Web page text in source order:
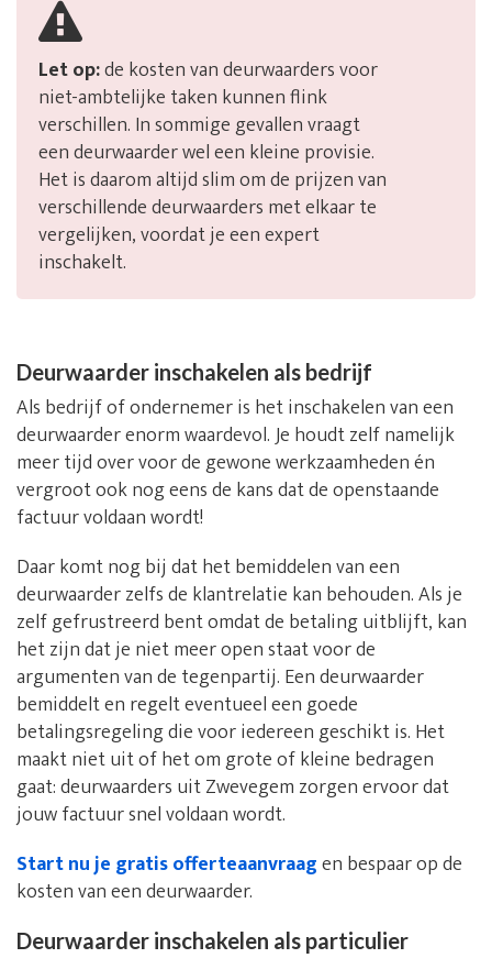
Let op:de kosten van deurwaarders voor
niet-ambtelijke taken kunnen flink
verschillen. In sommige gevallen vraagt
een deurwaarder wel een kleine provisie.
Het is daarom altijd slim om de prijzen van
verschillende deurwaarders met elkaar te
vergelijken, voordat je een expert
inschakelt.
Deurwaarder inschakelen als bedrijf
Als bedrijf of ondernemer is het inschakelen van een
deurwaarder enorm waardevol. Je houdt zelf namelijk
meer tijd over voor de gewone werkzaamheden én
vergroot ook nog eens de kans dat de openstaande
factuur voldaan wordt!
Daar komt nog bij dat het bemiddelen van een
deurwaarder zelfs de klantrelatie kan behouden. Als je
zelf gefrustreerd bent omdat de betaling uitblijft, kan
het zijn dat je niet meer open staat voor de
argumenten van de tegenpartij. Een deurwaarder
bemiddelt en regelt eventueel een goede
betalingsregeling die voor iedereen geschikt is. Het
maakt niet uit of het om grote of kleine bedragen
gaat: deurwaarders uit Zwevegem zorgen ervoor dat
jouw factuur snel voldaan wordt.
Start nu je gratis offerteaanvraagen bespaar op de
kosten van een deurwaarder.
Deurwaarder inschakelen als particulier